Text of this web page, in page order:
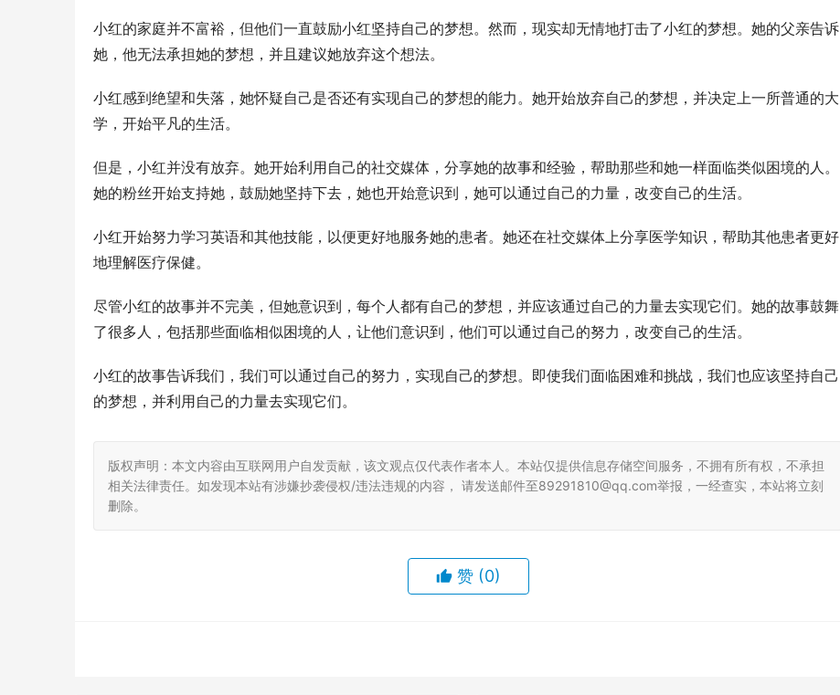
小红的家庭并不富裕，但他们一直鼓励小红坚持自己的梦想。然而，现实却无情地打击了小红的梦想。她的父亲告诉
她，他无法承担她的梦想，并且建议她放弃这个想法。
小红感到绝望和失落，她怀疑自己是否还有实现自己的梦想的能力。她开始放弃自己的梦想，并决定上一所普通的大
学，开始平凡的生活。
但是，小红并没有放弃。她开始利用自己的社交媒体，分享她的故事和经验，帮助那些和她一样面临类似困境的人。
她的粉丝开始支持她，鼓励她坚持下去，她也开始意识到，她可以通过自己的力量，改变自己的生活。
小红开始努力学习英语和其他技能，以便更好地服务她的患者。她还在社交媒体上分享医学知识，帮助其他患者更好
地理解医疗保健。
尽管小红的故事并不完美，但她意识到，每个人都有自己的梦想，并应该通过自己的力量去实现它们。她的故事鼓舞
了很多人，包括那些面临相似困境的人，让他们意识到，他们可以通过自己的努力，改变自己的生活。
小红的故事告诉我们，我们可以通过自己的努力，实现自己的梦想。即使我们面临困难和挑战，我们也应该坚持自己
的梦想，并利用自己的力量去实现它们。
版权声明：本文内容由互联网用户自发贡献，该文观点仅代表作者本人。本站仅提供信息存储空间服务，不拥有所有权，不承担
相关法律责任。如发现本站有涉嫌抄袭侵权/违法违规的内容， 请发送邮件至89291810@qq.com举报，一经查实，本站将立刻
删除。
赞 (0)